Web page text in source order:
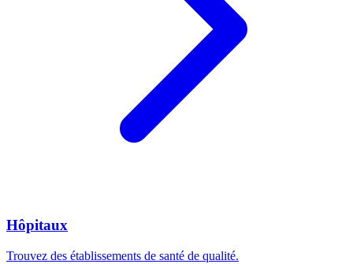
Hôpitaux
Trouvez des établissements de santé de qualité.